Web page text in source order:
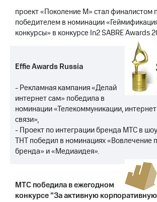
отчетность
Контакты
регионе
и акционерам
Корпоративное
управление
Корпоративный
секретарь
Раскрытие
информации
Документы
ПАО
проект «Поколение М» стал финалистом
победителем в номинации
конкурсы» в конкурсе In2 SABRE Awards
Effie Awards Russia
- Рекламная кампания «Делай
интернет сам» победила в
номинации «Телекоммуникации, интернет
связи»,
- Проект по интеграции бренда МТС в
ТНТ победил в номинациях «Вовлечение
бренда» и «Медиаидея».
МТС победила в ежегодном
конкурсе "За активную